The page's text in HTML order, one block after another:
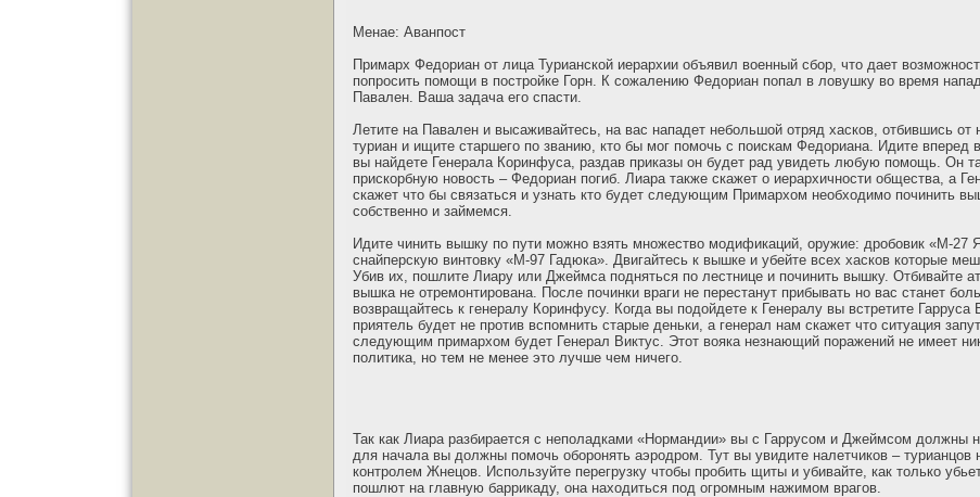
Менае: Аванпост
Примарх Федориан от лица Турианской иерархии объявил военный сбор, что дает
попросить помощи в постройке Горн. К сожалению Федориан попал в ловушку во время
Павален. Ваша задача его спасти.
Летите на Павален и высаживайтесь, на вас нападет небольшой отряд хасков, отбившись от
туриан и ищите старшего по званию, кто бы мог помочь с поискам Федориана. Идите вперед
вы найдете Генерала Коринфуса, раздав приказы он будет рад увидеть любую помощь. Он
прискорбную новость – Федориан погиб. Лиара также скажет о иерархичности общества, а
скажет что бы связаться и узнать кто будет следующим Примархом необходимо починить
собственно и займемся.
Идите чинить вышку по пути можно взять множество модификаций, оружие: дробовик «М-27
снайперскую винтовку «М-97 Гадюка». Двигайтесь к вышке и убейте всех хасков которые
Убив их, пошлите Лиару или Джеймса подняться по лестнице и починить вышку. Отбивайте
вышка не отремонтирована. После починки враги не перестанут прибывать но вас станет
возвращайтесь к генералу Коринфусу. Когда вы подойдете к Генералу вы встретите Гарруса
приятель будет не против вспомнить старые деньки, а генерал нам скажет что ситуация
следующим примархом будет Генерал Виктус. Этот вояка незнающий поражений не имеет
политика, но тем не менее это лучше чем ничего.
Так как Лиара разбирается с неполадками «Нормандии» вы с Гаррусом и Джеймсом должны
для начала вы должны помочь оборонять аэродром. Тут вы увидите налетчиков – турианцов
контролем Жнецов. Используйте перегрузку чтобы пробить щиты и убивайте, как только
пошлют на главную баррикаду, она находиться под огромным нажимом врагов.